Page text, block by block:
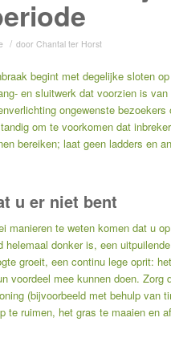
/ door Chantal ter Horst
begint met degelijke sloten
en sluitwerk dat voorzien is
ongewenste bezoekers
om te voorkomen dat
bereiken; laat geen ladders en
u er niet bent
manieren te weten komen dat u
helemaal donker is, een
groeit, een continu lege oprit:
voordeel mee kunnen doen. Zorg
(bijvoorbeeld met behulp van
te ruimen, het gras te maaien en